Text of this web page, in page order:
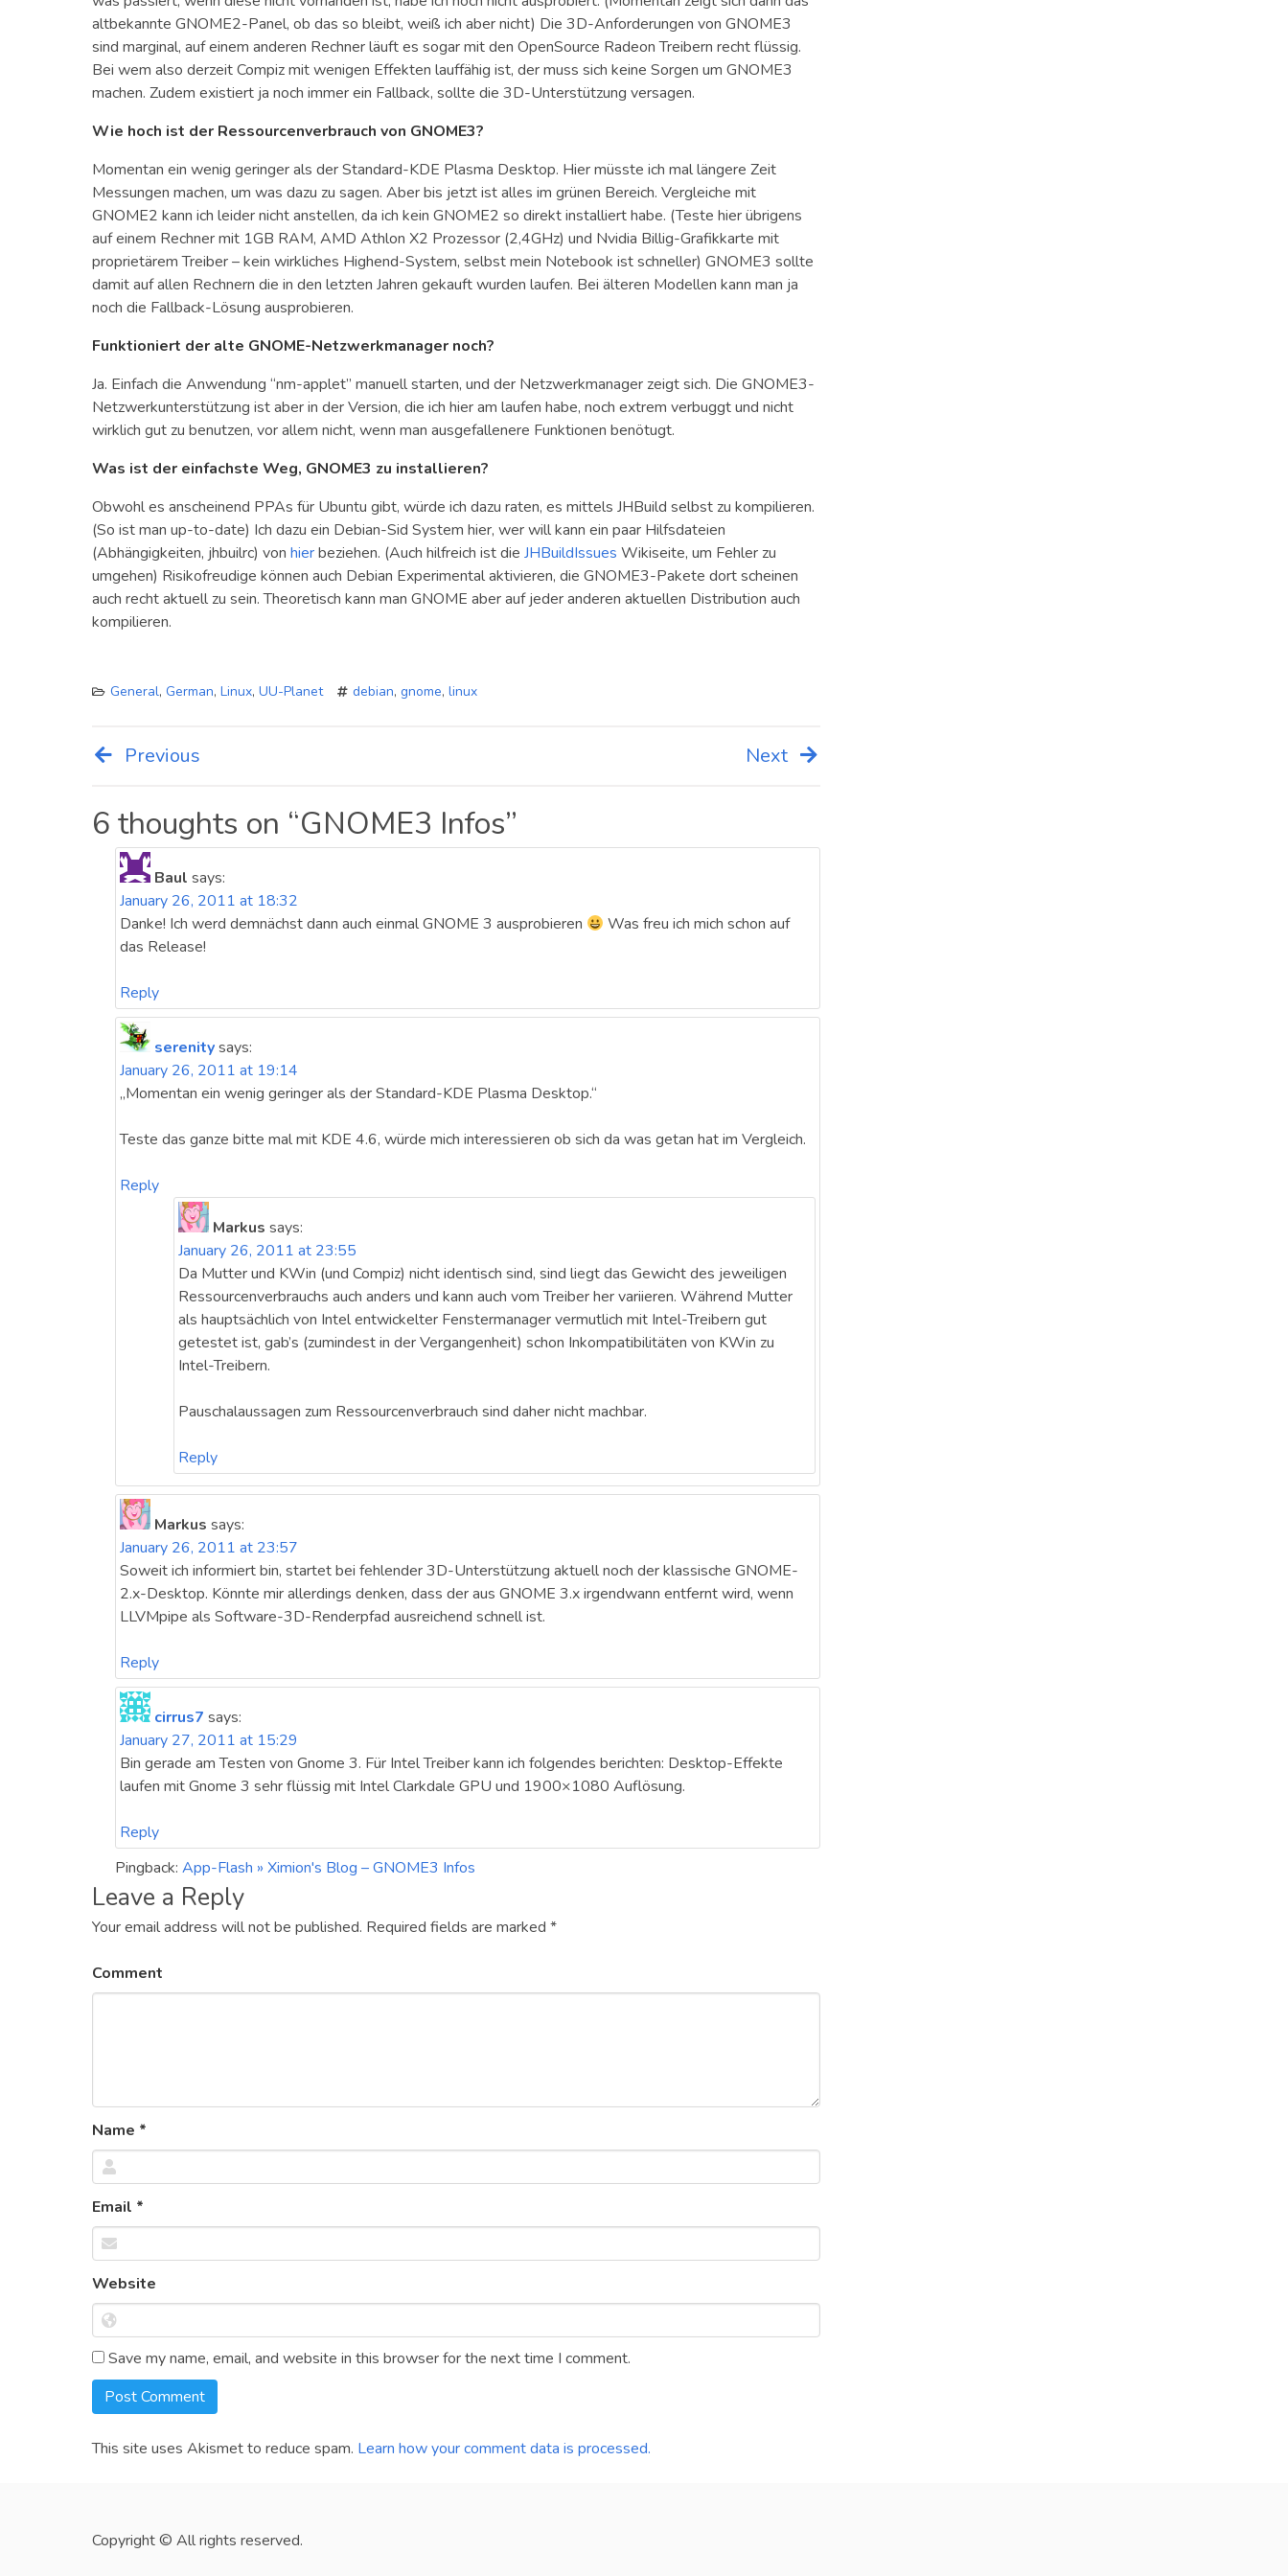
altbekannte GNOME2-Panel, ob das so bleibt, weiß ich aber nicht) Die 3D-Anforderungen von GNOME3
sind marginal, auf einem anderen Rechner läuft es sogar mit den OpenSource Radeon Treibern recht flüssig.
Bei wem also derzeit Compiz mit wenigen Effekten lauffähig ist, der muss sich keine Sorgen um GNOME3
machen. Zudem existiert ja noch immer ein Fallback, sollte die 3D-Unterstützung versagen.
Wie hoch ist der Ressourcenverbrauch von GNOME3?
Momentan ein wenig geringer als der Standard-KDE Plasma Desktop. Hier müsste ich mal längere Zeit
Messungen machen, um was dazu zu sagen. Aber bis jetzt ist alles im grünen Bereich. Vergleiche mit
GNOME2 kann ich leider nicht anstellen, da ich kein GNOME2 so direkt installiert habe. (Teste hier übrigens
auf einem Rechner mit 1GB RAM, AMD Athlon X2 Prozessor (2,4GHz) und Nvidia Billig-Grafikkarte mit
proprietärem Treiber – kein wirkliches Highend-System, selbst mein Notebook ist schneller) GNOME3 sollte
damit auf allen Rechnern die in den letzten Jahren gekauft wurden laufen. Bei älteren Modellen kann man ja
noch die Fallback-Lösung ausprobieren.
Funktioniert der alte GNOME-Netzwerkmanager noch?
Ja. Einfach die Anwendung “nm-applet” manuell starten, und der Netzwerkmanager zeigt sich. Die GNOME3-
Netzwerkunterstützung ist aber in der Version, die ich hier am laufen habe, noch extrem verbuggt und nicht
wirklich gut zu benutzen, vor allem nicht, wenn man ausgefallenere Funktionen benötugt.
Was ist der einfachste Weg, GNOME3 zu installieren?
Obwohl es anscheinend PPAs für Ubuntu gibt, würde ich dazu raten, es mittels JHBuild selbst zu kompilieren.
(So ist man up-to-date) Ich dazu ein Debian-Sid System hier, wer will kann ein paar Hilfsdateien
(Abhängigkeiten, jhbuilrc) von hierbeziehen. (Auch hilfreich ist die JHBuildIssues Wikiseite, um Fehler zu
umgehen) Risikofreudige können auch Debian Experimental aktivieren, die GNOME3-Pakete dort scheinen
auch recht aktuell zu sein. Theoretisch kann man GNOME aber auf jeder anderen aktuellen Distribution auch
kompilieren.
General, German, Linux, UU-Planet debian, gnome, linux
Post
navigation
Previous Next
6 thoughts on “GNOME3 Infos”
Baul says:
January 26, 2011 at 18:32
Danke! Ich werd demnächst dann auch einmal GNOME 3 ausprobieren
Was freu ich mich schon auf
das Release!
Reply
serenitysays:
January 26, 2011 at 19:14
„Momentan ein wenig geringer als der Standard-KDE Plasma Desktop.“
Teste das ganze bitte mal mit KDE 4.6, würde mich interessieren ob sich da was getan hat im Vergleich.
Reply
Markus says:
January 26, 2011 at 23:55
Da Mutter und KWin (und Compiz) nicht identisch sind, sind liegt das Gewicht des jeweiligen
Ressourcenverbrauchs auch anders und kann auch vom Treiber her variieren. Während Mutter
als hauptsächlich von Intel entwickelter Fenstermanager vermutlich mit Intel-Treibern gut
getestet ist, gab’s (zumindest in der Vergangenheit) schon Inkompatibilitäten von KWin zu
Intel-Treibern.
Pauschalaussagen zum Ressourcenverbrauch sind daher nicht machbar.
Reply
Markus says:
January 26, 2011 at 23:57
Soweit ich informiert bin, startet bei fehlender 3D-Unterstützung aktuell noch der klassische GNOME-
2.x-Desktop. Könnte mir allerdings denken, dass der aus GNOME 3.x irgendwann entfernt wird, wenn
LLVMpipe als Software-3D-Renderpfad ausreichend schnell ist.
Reply
cirrus7 says:
January 27, 2011 at 15:29
Bin gerade am Testen von Gnome 3. Für Intel Treiber kann ich folgendes berichten: Desktop-Effekte
laufen mit Gnome 3 sehr flüssig mit Intel Clarkdale GPU und 1900×1080 Auflösung.
Reply
Pingback: App-Flash » Ximion's Blog – GNOME3 Infos
Leave a Reply
Your email address will not be published. Required fields are marked *
Comment
Name *
Email *
Website
Save my name, email, and website in this browser for the next time I comment.
This site uses Akismet to reduce spam. Learn how your comment data is processed.
Copyright © All rights reserved.